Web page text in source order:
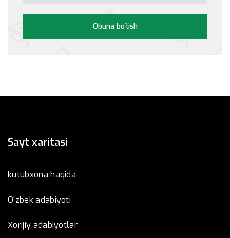
Obuna bo`lish
Sayt xaritasi
kutubxona haqida
O'zbek adabiyoti
Xorijiy adabiyotlar